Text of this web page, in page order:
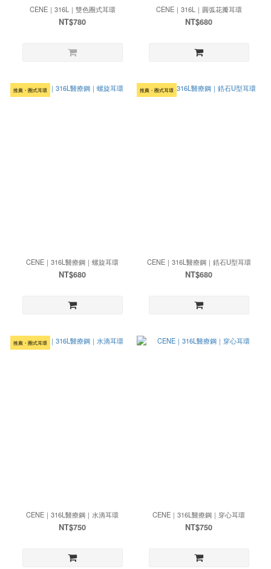
CENE｜316L｜雙色圈式耳環
NT$780
CENE｜316L｜圓弧花瓣耳環
NT$680
推薦・圈式耳環
CENE｜316L醫療鋼｜螺旋耳環
NT$680
推薦・圈式耳環
CENE｜316L醫療鋼｜鋯石U型耳環
NT$680
推薦・圈式耳環
CENE｜316L醫療鋼｜水滴耳環
NT$750
CENE｜316L醫療鋼｜穿心耳環
NT$750